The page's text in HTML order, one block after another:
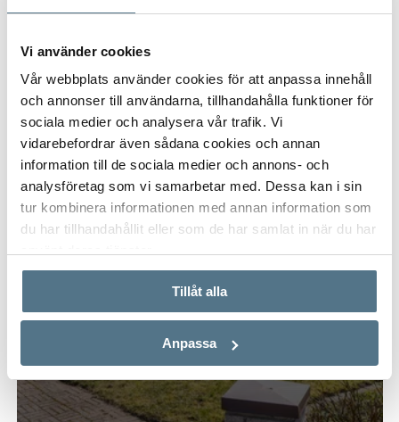
Vi använder cookies
Vår webbplats använder cookies för att anpassa innehåll
och annonser till användarna, tillhandahålla funktioner för
sociala medier och analysera vår trafik. Vi
vidarebefordrar även sådana cookies och annan
information till de sociala medier och annons- och
analysföretag som vi samarbetar med. Dessa kan i sin
tur kombinera informationen med annan information som
du har tillhandahållit eller som de har samlat in när du har
Tillåt alla
Anpassa